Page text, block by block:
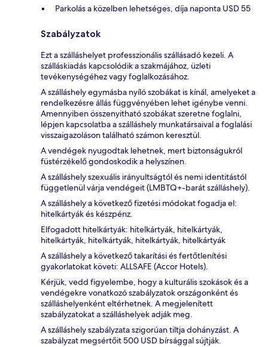
Parkolás a közelben lehetséges, díja naponta USD 55
Szabályzatok
Ezt a szálláshelyet professzionális szállásadó kezeli. A
szálláskiadás kapcsolódik a szakmájához, üzleti
tevékenységéhez vagy foglalkozásához.
A szálláshely egymásba nyíló szobákat is kínál, amelyeket a
rendelkezésre állás függvényében lehet igénybe venni.
Amennyiben összenyitható szobákat szeretne foglalni,
lépjen kapcsolatba a szálláshely munkatársaival a foglalási
visszaigazoláson található számon keresztül.
A vendégek nyugodtak lehetnek, mert biztonságukról
füstérzékelő gondoskodik a helyszínen.
A szálláshely szexuális irányultságtól és nemi identitástól
függetlenül várja vendégeit (LMBTQ+-barát szálláshely).
A szálláshely a következő fizetési módokat fogadja el:
hitelkártyák és készpénz.
Elfogadott hitelkártyák: hitelkártyák, hitelkártyák,
hitelkártyák, hitelkártyák, hitelkártyák, hitelkártyák
A szálláshely a következő takarítási és fertőtlenítési
gyakorlatokat követi: ALLSAFE (Accor Hotels).
Kérjük, vedd figyelembe, hogy a kulturális szokások és a
vendégekre vonatkozó szabályzatok országonként és
szálláshelyenként eltérhetnek. A megjelenített
szabályzatokat a szálláshelyek adják meg.
A szálláshely szabályzata szigorúan tiltja dohányzást. A
szabályzat megsértőit 500 USD bírsággal sújtják.